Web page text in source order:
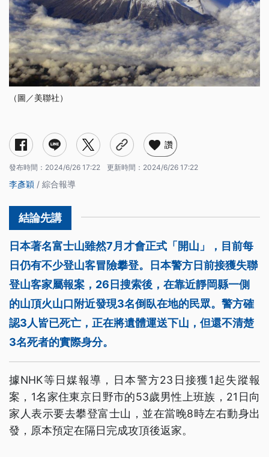
（圖／美聯社）
讚
發布時間： 2024/6/26 17:22 更新時間： 2024/6/26 17:22
李彥穎 / 綜合報導
日本著名富士山雖然7月才會正式「開山」，目前每
日仍有不少登山客冒險攀登。日本警方日前接獲失聯
登山客家屬報案，26日搜索後，在靠近靜岡縣一側
的山頂火山口附近發現3名倒臥在地的民眾。警方確
認3人皆已死亡，正在將遺體運送下山，但還不清楚
3名死者的實際身分。
據NHK等日媒報導，日本警方23日接獲1起失蹤報
案，1名家住東京日野市的53歲男性上班族，21日向
家人表示要去攀登富士山，並在當晚8時左右動身出
發，原本預定在隔日完成攻頂後返家。